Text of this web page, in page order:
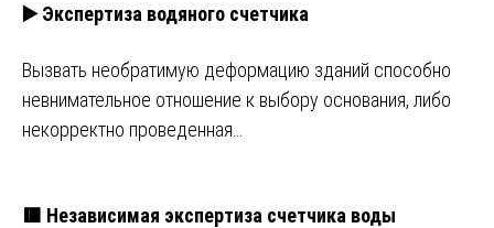
▶️ Экспертиза водяного счетчика
Вызвать необратимую деформацию зданий способно
невнимательное отношение к выбору основания, либо
некорректно проведенная…
🟥 Независимая экспертиза счетчика воды